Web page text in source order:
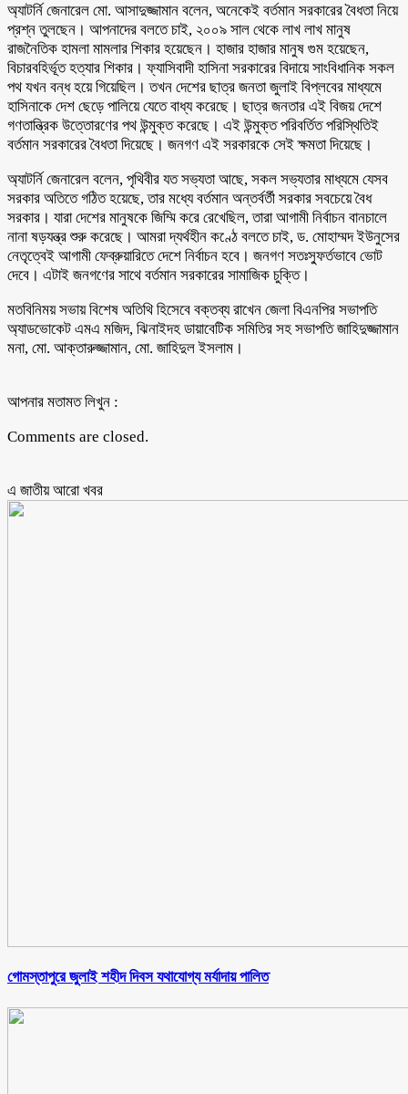
অ্যাটর্নি জেনারেল মো. আসাদুজ্জামান বলেন, অনেকেই বর্তমান সরকারের বৈধতা নিয়ে
প্রশ্ন তুলছেন। আপনাদের বলতে চাই, ২০০৯ সাল থেকে লাখ লাখ মানুষ
রাজনৈতিক হামলা মামলার শিকার হয়েছেন। হাজার হাজার মানুষ গুম হয়েছেন,
বিচারবহির্ভূত হত্যার শিকার। ফ্যাসিবাদী হাসিনা সরকারের বিদায়ে সাংবিধানিক সকল
পথ যখন বন্ধ হয়ে গিয়েছিল। তখন দেশের ছাত্র জনতা জুলাই বিপ্লবের মাধ্যমে
হাসিনাকে দেশ ছেড়ে পালিয়ে যেতে বাধ্য করেছে। ছাত্র জনতার এই বিজয় দেশে
গণতান্ত্রিক উত্তোরণের পথ উন্মুক্ত করেছে। এই উন্মুক্ত পরিবর্তিত পরিস্থিতিই
বর্তমান সরকারের বৈধতা দিয়েছে। জনগণ এই সরকারকে সেই ক্ষমতা দিয়েছে।
অ্যাটর্নি জেনারেল বলেন, পৃথিবীর যত সভ্যতা আছে, সকল সভ্যতার মাধ্যমে যেসব
সরকার অতিতে গঠিত হয়েছে, তার মধ্যে বর্তমান অন্তর্বর্তী সরকার সবচেয়ে বৈধ
সরকার। যারা দেশের মানুষকে জিম্মি করে রেখেছিল, তারা আগামী নির্বাচন বানচালে
নানা ষড়যন্ত্র শুরু করেছে। আমরা দ্যর্থহীন কণ্ঠে বলতে চাই, ড. মোহাম্মদ ইউনুসের
নেতৃত্বেই আগামী ফেব্রুয়ারিতে দেশে নির্বাচন হবে। জনগণ সতঃস্ফুর্তভাবে ভোট
দেবে। এটাই জনগণের সাথে বর্তমান সরকারের সামাজিক চুক্তি।
মতবিনিময় সভায় বিশেষ অতিথি হিসেবে বক্তব্য রাখেন জেলা বিএনপির সভাপতি
অ্যাডভোকেট এমএ মজিদ, ঝিনাইদহ ডায়াবেটিক সমিতির সহ সভাপতি জাহিদুজ্জামান
মনা, মো. আক্তারুজ্জামান, মো. জাহিদুল ইসলাম।
আপনার মতামত লিখুন :
Comments are closed.
এ জাতীয় আরো ‍খবর
গোমস্তাপুরে জুলাই শহীদ দিবস যথাযোগ্য মর্যাদায় পালিত